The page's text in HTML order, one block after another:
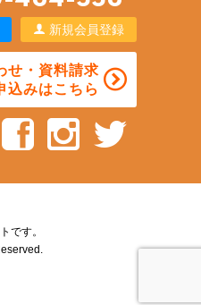
新規会員登録
せ・資料請求
込みはこちら
です。